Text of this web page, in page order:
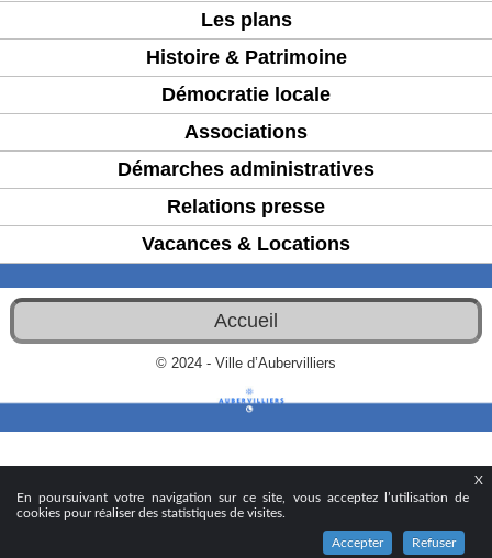
X
En poursuivant votre navigation sur ce site, vous acceptez l’utilisation de
cookies pour réaliser des statistiques de visites.
Accepter Refuser
Les plans
Histoire & Patrimoine
Démocratie locale
Associations
Démarches administratives
Relations presse
Vacances & Locations
Accueil
© 2024 - Ville d’Aubervilliers